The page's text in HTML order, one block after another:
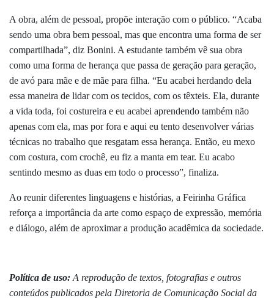
A obra, além de pessoal, propõe interação com o público. “Acaba
sendo uma obra bem pessoal, mas que encontra uma forma de ser
compartilhada”, diz Bonini. A estudante também vê sua obra
como uma forma de herança que passa de geração para geração,
de avó para mãe e de mãe para filha. “Eu acabei herdando dela
essa maneira de lidar com os tecidos, com os têxteis. Ela, durante
a vida toda, foi costureira e eu acabei aprendendo também não
apenas com ela, mas por fora e aqui eu tento desenvolver várias
técnicas no trabalho que resgatam essa herança. Então, eu mexo
com costura, com crochê, eu fiz a manta em tear. Eu acabo
sentindo mesmo as duas em todo o processo”, finaliza.
Ao reunir diferentes linguagens e histórias, a Feirinha Gráfica
reforça a importância da arte como espaço de expressão, memória
e diálogo, além de aproximar a produção acadêmica da sociedade.
Política de uso: A reprodução de textos, fotografias e outros
conteúdos publicados pela Diretoria de Comunicação Social da